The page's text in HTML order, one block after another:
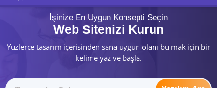
İşinize En Uygun Konsepti Seçin
Web Sitenizi Kurun
Yüzlerce tasarım içerisinden sana uygun olanı bulmak için bir
kelime yaz ve başla.